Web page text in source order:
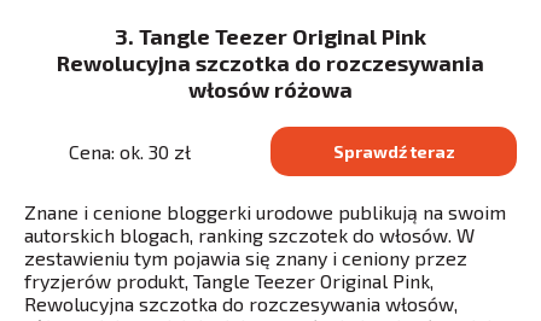
3. Tangle Teezer Original Pink
Rewolucyjna szczotka do rozczesywania
włosów różowa
Cena: ok. 30 zł Sprawdź teraz
Znane i cenione bloggerki urodowe publikują na swoim
autorskich blogach, ranking szczotek do włosów. W
zestawieniu tym pojawia się znany i ceniony przez
fryzjerów produkt, Tangle Teezer Original Pink,
Rewolucyjna szczotka do rozczesywania włosów,